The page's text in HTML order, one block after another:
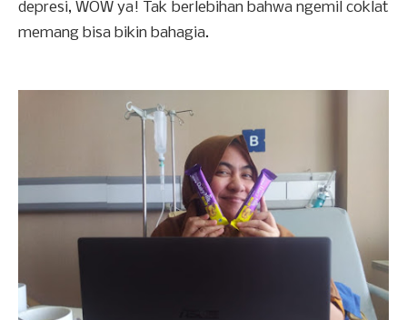
depresi, WOW ya! Tak berlebihan bahwa ngemil coklat
memang bisa bikin bahagia.